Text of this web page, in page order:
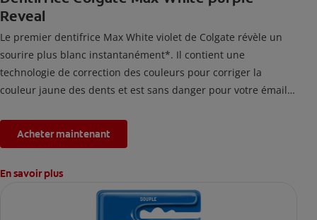
Reveal
Le premier dentifrice Max White violet de Colgate révèle un
sourire plus blanc instantanément*. Il contient une
technologie de correction des couleurs pour corriger la
couleur jaune des dents et est sans danger pour votre émail.
Acheter maintenant
En savoir plus